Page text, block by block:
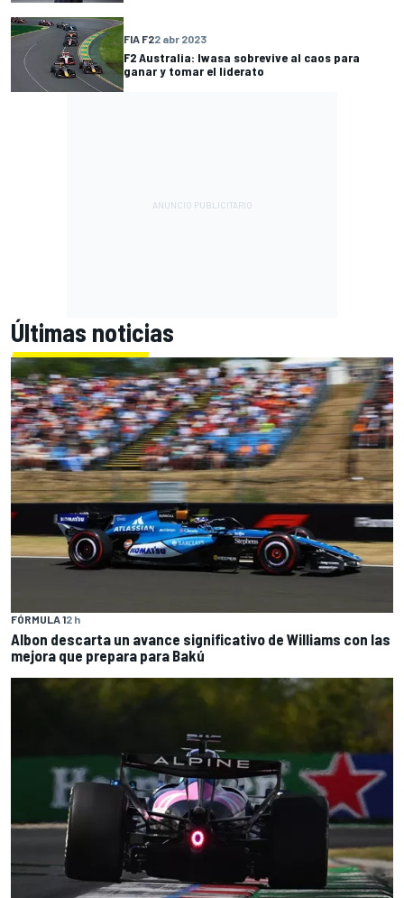
FIA F22 abr 2023
F2 Australia: Iwasa sobrevive al caos para
ganar y tomar el liderato
Últimas noticias
FÓRMULA 12 h
Albon descarta un avance significativo de Williams con las
mejora que prepara para Bakú